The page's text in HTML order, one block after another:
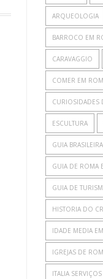
ARQUEOLOGIA
BARROCO EM
CARAVAGGIO
COMER EM
CURIOSIDADES
ESCULTURA
GUIA
GUIA DE ROMA
GUIA DE
HISTORIA DO
IDADE MEDIA
IGREJAS DE
ITALIA